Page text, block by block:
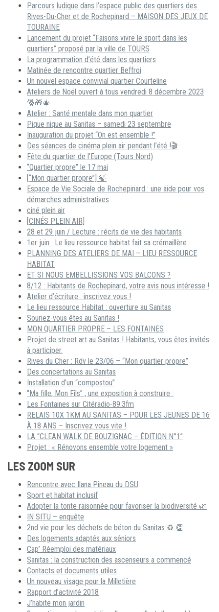
Parcours ludique dans l’espace public des quartiers des
Rives-Du-Cher et de Rochepinard – MAISON DES JEUX DE
TOURAINE
Lancement du projet “Faisons vivre le sport dans les
quartiers” proposé par la ville de TOURS
La programmation d’été dans les quartiers
Matinée de rencontre quartier Beffroi
Un nouvel espace convivial quartier Courteline
Ateliers de Noël ouvert à tous vendredi 8 décembre 2023
🎅🎁🎄
Atelier : Santé mentale dans mon quartier
Pique nique au Sanitas – samedi 23 septembre
Inauguration du projet “On est ensemble !”
Des séances de cinéma plein air pendant l’été !🎬
Fête du quartier de l’Europe (Tours Nord)
“Quartier propre” le 17 mai
[“Mon quartier propre”] 🍃
Espace de Vie Sociale de Rochepinard : une aide pour vos
démarches administratives
ciné plein air
[CINÉS PLEIN AIR]
28 et 29 juin / Lecture : récits de vie des habitants
1er juin : Le lieu ressource habitat fait sa crémaillère
PLANNING DES ATELIERS DE MAI – LIEU RESSOURCE
HABITAT
ET SI NOUS EMBELLISSIONS VOS BALCONS ?
8/12 : Habitants de Rochepinard, votre avis nous intéresse !
Atelier d’écriture : inscrivez vous !
Le lieu ressource Habitat : ouverture au Sanitas
Souriez-vous êtes au Sanitas !
MON QUARTIER PROPRE – LES FONTAINES
Projet de street art au Sanitas ! Habitants, vous êtes invités
à participer.
Rives du Cher : Rdv le 23/06 – “Mon quartier propre”
Des concertations au Sanitas
Installation d’un “compostou”
“Ma fille, Mon Fils” , une exposition à construire :
Les Fontaines sur Citéradio-89.3fm
RELAIS 10X 1KM AU SANITAS – POUR LES JEUNES DE 16
À 18 ANS – Inscrivez vous vite !
LA “CLEAN WALK DE BOUZIGNAC – ÉDITION N°1”
Projet : « Rénovons ensemble votre logement »
LES ZOOM SUR
Rencontre avec Ilana Pineau du DSU
Sport et habitat inclusif
Adopter la tonte raisonnée pour favoriser la biodiversité 🌿
IN SITU – enquête
2nd vie pour les déchets de béton du Sanitas ♻ 👏
Des logements adaptés aux séniors
Cap’ Réemploi des matériaux
Sanitas : la construction des ascenseurs a commencé
Contacts et documents utiles
Un nouveau visage pour la Milletière
Rapport d’activité 2018
J’habite mon jardin